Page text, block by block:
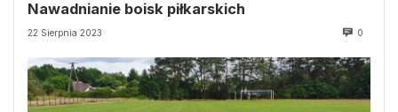
Nawadnianie boisk piłkarskich
22 Sierpnia 2023 0